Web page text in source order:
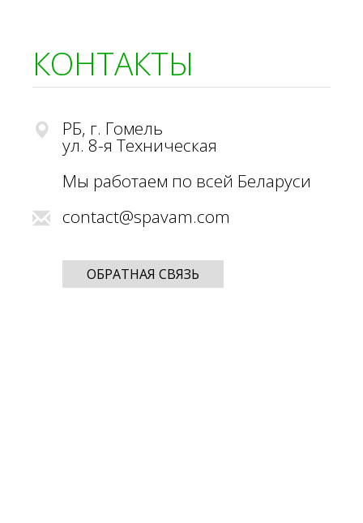
КОНТАКТЫ
РБ, г. Гомель
ул. 8-я Техническая
Мы работаем по всей Беларуси
contact@spavam.com
ОБРАТНАЯ СВЯЗЬ